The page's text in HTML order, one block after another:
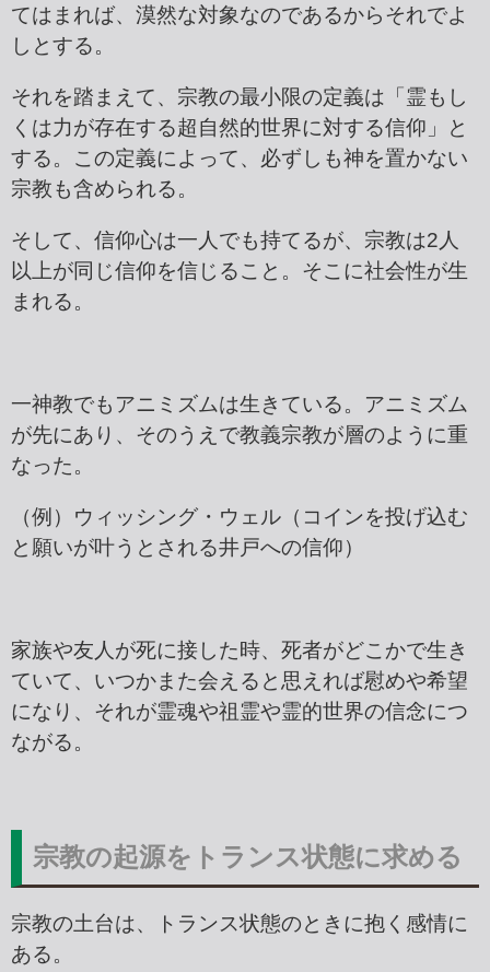
てはまれば、漠然な対象なのであるからそれでよ
しとする。
それを踏まえて、宗教の最小限の定義は「霊もし
くは力が存在する超自然的世界に対する信仰」と
する。この定義によって、必ずしも神を置かない
宗教も含められる。
そして、信仰心は一人でも持てるが、宗教は2人
以上が同じ信仰を信じること。そこに社会性が生
まれる。
一神教でもアニミズムは生きている。アニミズム
が先にあり、そのうえで教義宗教が層のように重
なった。
（例）ウィッシング・ウェル（コインを投げ込む
と願いが叶うとされる井戸への信仰）
家族や友人が死に接した時、死者がどこかで生き
ていて、いつかまた会えると思えれば慰めや希望
になり、それが霊魂や祖霊や霊的世界の信念につ
ながる。
宗教の起源をトランス状態に求める
宗教の土台は、トランス状態のときに抱く感情に
ある。